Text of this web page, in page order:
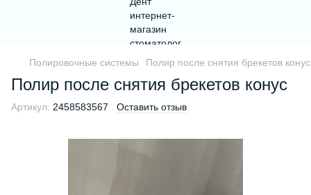
Полировочные системы Полир после снятия брекетов конус
Полир после снятия брекетов конус
Артикул: 2458583567 Оставить отзыв